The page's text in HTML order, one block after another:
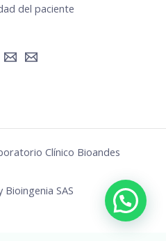
del paciente
Clínico Bioandes
SAS